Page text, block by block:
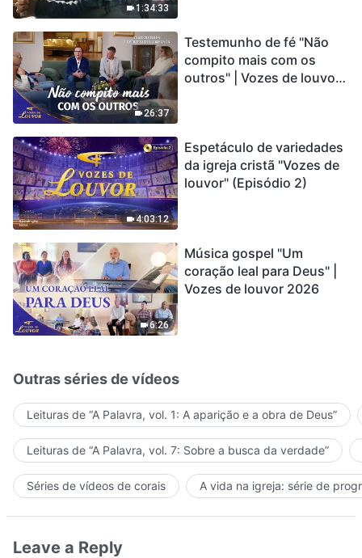
1:34:33
catástrofes ccontecem, a
humanidade está
entrando em contagem
26:37
Testemunho de fé "Não
compito mais com os
outros" | Vozes de louvor
4:03:12
Espetáculo de variedades
da igreja cristã "Vozes de
louvor" (Episódio 2)
6:26
Música gospel "Um
coração leal para Deus" |
Vozes de louvor 2026
Outras séries de vídeos
Leituras de “A Palavra, vol. 1: A aparição e a obra de Deus”
Leituras de “A Palavra, vol. 7: Sobre a busca da verdade”
Séries de vídeos de corais A vida na igreja: série de
Leave a Reply